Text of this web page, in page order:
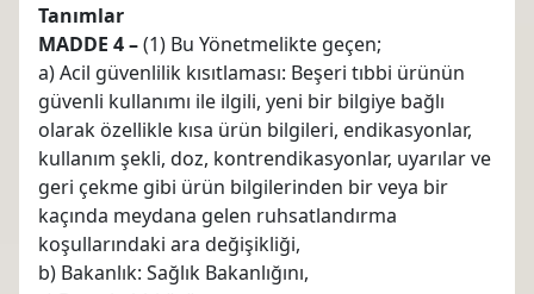
Tanımlar
MADDE 4 –(1) Bu Yönetmelikte geçen;
a) Acil güvenlilik kısıtlaması: Beşeri tıbbi ürünün
güvenli kullanımı ile ilgili, yeni bir bilgiye bağlı
olarak özellikle kısa ürün bilgileri, endikasyonlar,
kullanım şekli, doz, kontrendikasyonlar, uyarılar ve
geri çekme gibi ürün bilgilerinden bir veya bir
kaçında meydana gelen ruhsatlandırma
koşullarındaki ara değişikliği,
b) Bakanlık: Sağlık Bakanlığını,